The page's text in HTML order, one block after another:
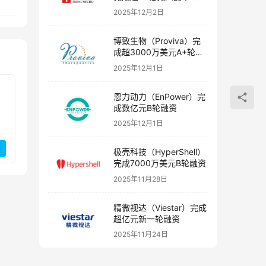
融资
2025年12月2日
博致生物（Proviva）完
成超3000万美元A+轮融
资
2025年12月1日
恩力动力（EnPower）完
成数亿元B轮融资
2025年12月1日
极壳科技（HyperShell）
完成7000万美元B轮融资
2025年11月28日
精微视达（Viestar）完成
超亿元新一轮融资
2025年11月24日